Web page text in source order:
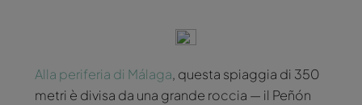
Alla periferia di Málaga, questa spiaggia di 350
metri è divisa da una grande roccia — il Peñón